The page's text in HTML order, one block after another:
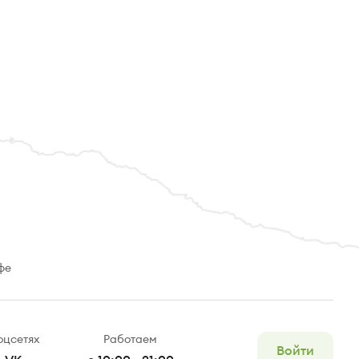
Работаем
Войти